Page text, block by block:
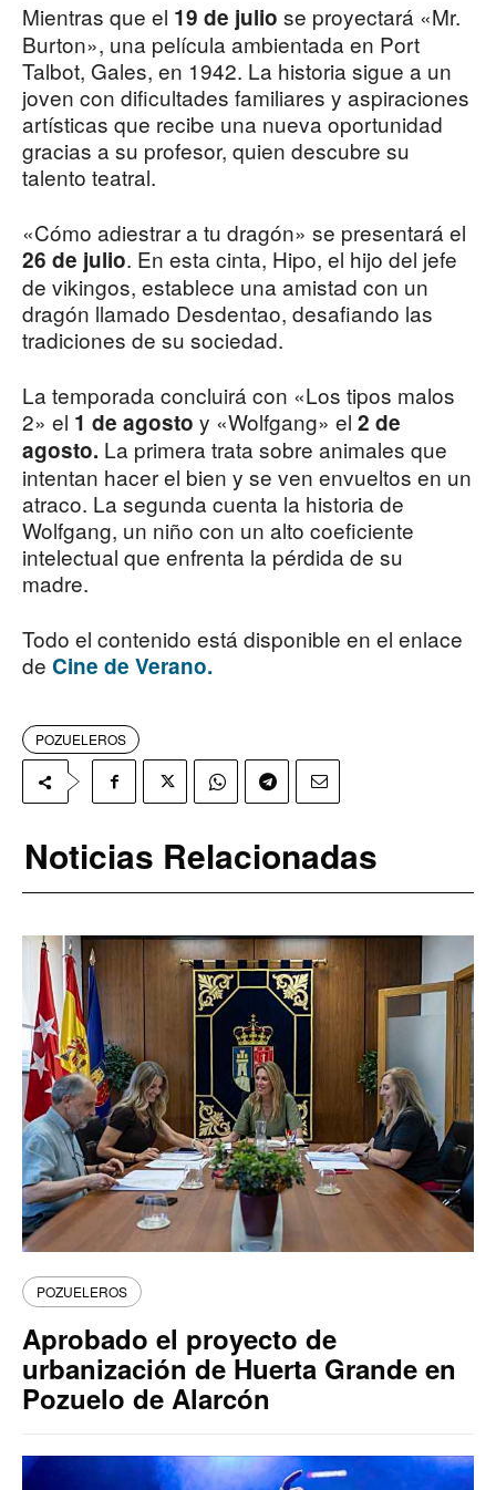
Mientras que el 19 de julio se proyectará «Mr.
Burton», una película ambientada en Port
Talbot, Gales, en 1942. La historia sigue a un
joven con dificultades familiares y aspiraciones
artísticas que recibe una nueva oportunidad
gracias a su profesor, quien descubre su
talento teatral.
«Cómo adiestrar a tu dragón» se presentará el
26 de julio. En esta cinta, Hipo, el hijo del jefe
de vikingos, establece una amistad con un
dragón llamado Desdentao, desafiando las
tradiciones de su sociedad.
La temporada concluirá con «Los tipos malos
2» el 1 de agosto y «Wolfgang» el 2 de
agosto. La primera trata sobre animales que
intentan hacer el bien y se ven envueltos en un
atraco. La segunda cuenta la historia de
Wolfgang, un niño con un alto coeficiente
intelectual que enfrenta la pérdida de su
madre.
Todo el contenido está disponible en el enlace
de Cine de Verano.
POZUELEROS
Noticias Relacionadas
POZUELEROS
Aprobado el proyecto de
urbanización de Huerta Grande en
Pozuelo de Alarcón